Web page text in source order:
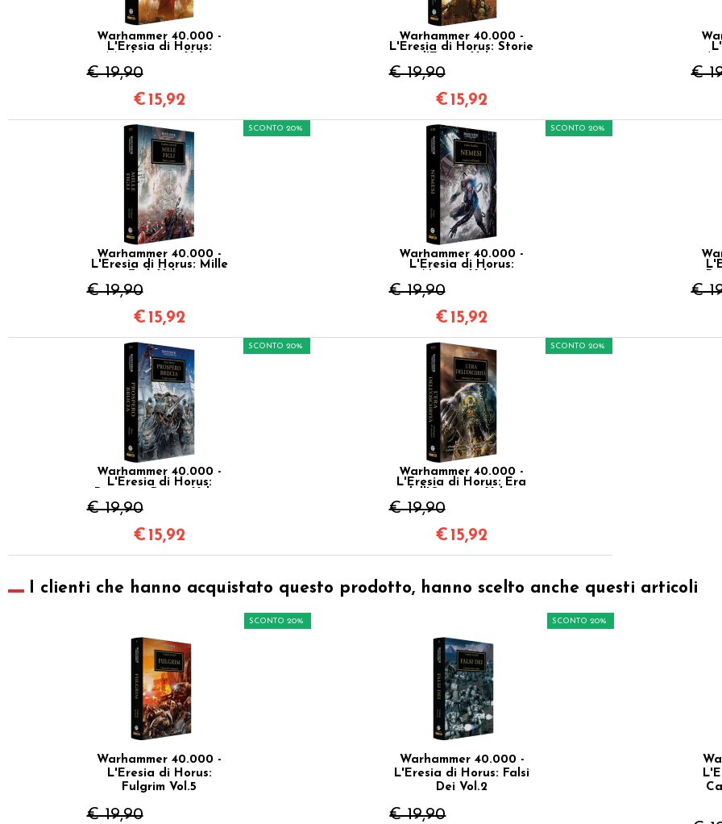
Warhammer 40.000 -
L'Eresia di Horus:
€ 19,90
€ 15,92
Warhammer 40.000 -
L'Eresia di Horus: Storie
€ 19,90
€ 15,92
€
Warhammer 40.000 -
L'Eresia di Horus: Mille
€ 19,90
SCONTO 20%
€ 15,92
Warhammer 40.000 -
L'Eresia di Horus:
€ 19,90
SCONTO 20%
€ 15,92
€
Warhammer 40.000 -
L'Eresia di Horus:
€ 19,90
SCONTO 20%
€ 15,92
Warhammer 40.000 -
L'Eresia di Horus: Era
€ 19,90
SCONTO 20%
€ 15,92
I clienti che hanno acquistato questo prodotto, hanno scelto anche questi articoli
Warhammer 40.000 -
L'Eresia di Horus:
Fulgrim Vol.5
€ 19,90
SCONTO 20%
Warhammer 40.000 -
L'Eresia di Horus: Falsi
Dei Vol.2
€ 19,90
SCONTO 20%